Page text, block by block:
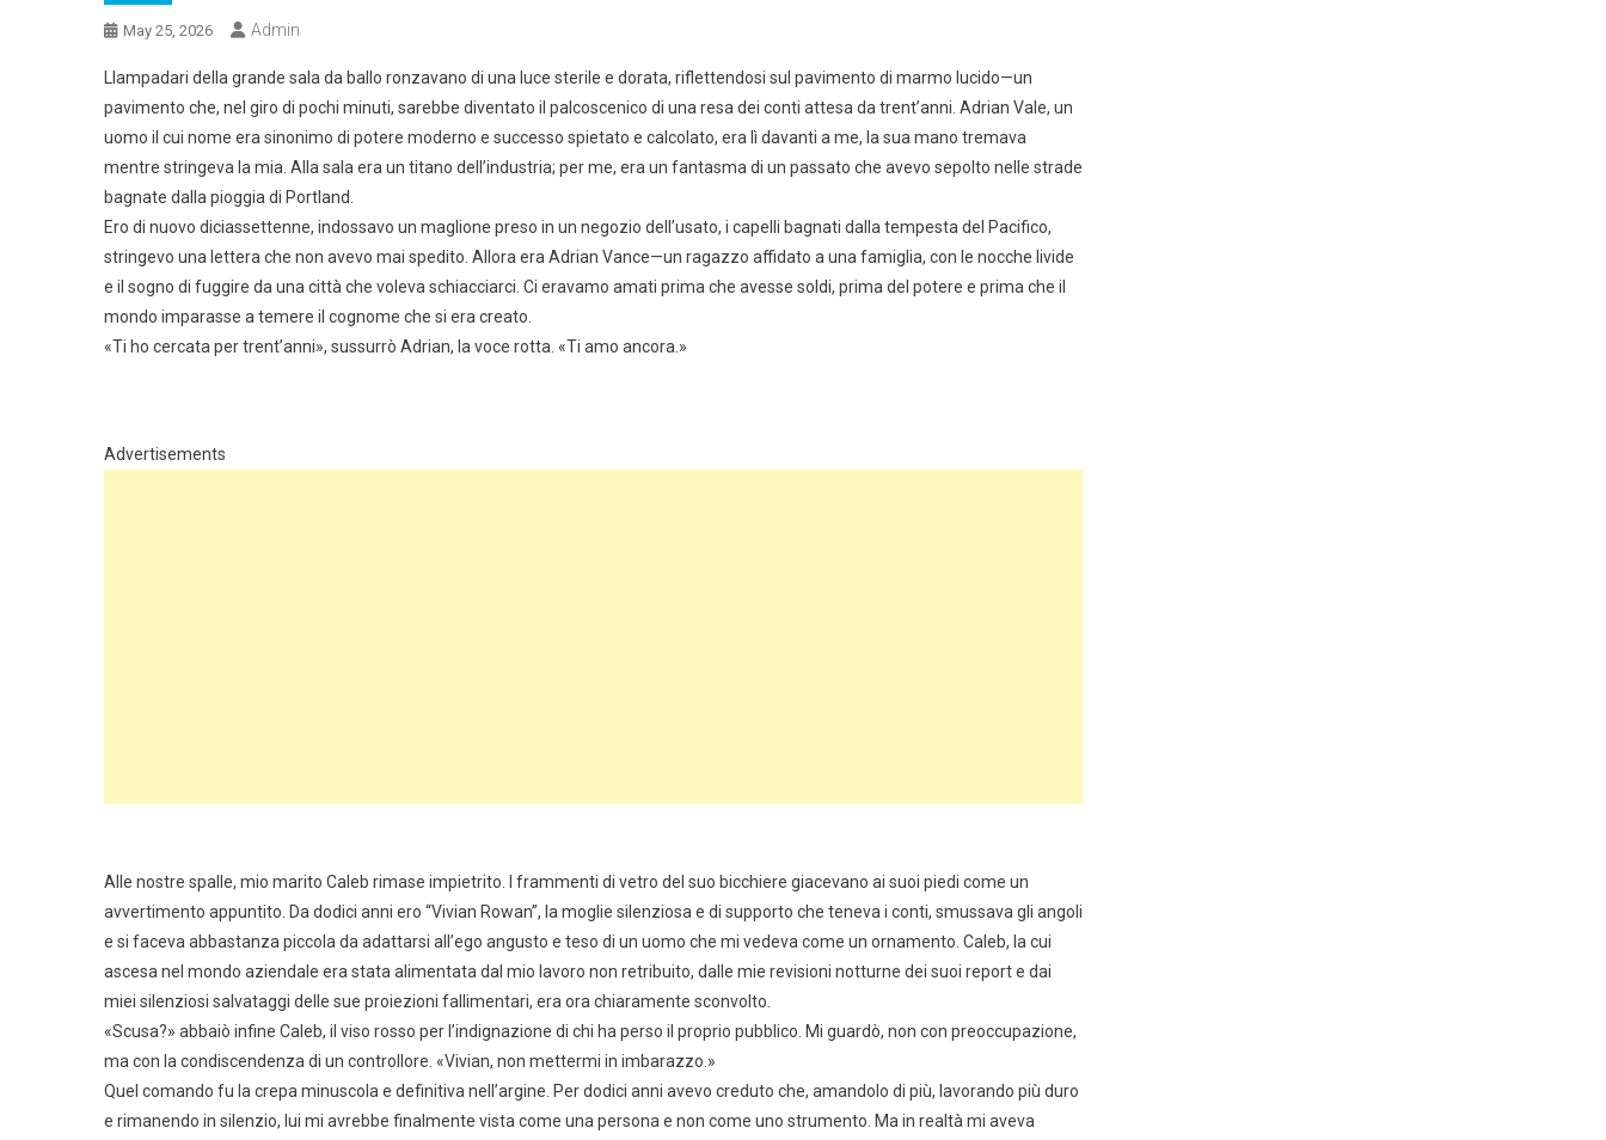
May 25, 2026 Admin
Llampadari della grande sala da ballo ronzavano di una luce sterile e dorata, riflettendosi sul pavimento di marmo lucido—un
pavimento che, nel giro di pochi minuti, sarebbe diventato il palcoscenico di una resa dei conti attesa da trent’anni. Adrian Vale, un
uomo il cui nome era sinonimo di potere moderno e successo spietato e calcolato, era lì davanti a me, la sua mano tremava
mentre stringeva la mia. Alla sala era un titano dell’industria; per me, era un fantasma di un passato che avevo sepolto nelle strade
bagnate dalla pioggia di Portland.
Ero di nuovo diciassettenne, indossavo un maglione preso in un negozio dell’usato, i capelli bagnati dalla tempesta del Pacifico,
stringevo una lettera che non avevo mai spedito. Allora era Adrian Vance—un ragazzo affidato a una famiglia, con le nocche livide
e il sogno di fuggire da una città che voleva schiacciarci. Ci eravamo amati prima che avesse soldi, prima del potere e prima che il
mondo imparasse a temere il cognome che si era creato.
«Ti ho cercata per trent’anni», sussurrò Adrian, la voce rotta. «Ti amo ancora.»
Advertisements
Alle nostre spalle, mio marito Caleb rimase impietrito. I frammenti di vetro del suo bicchiere giacevano ai suoi piedi come un
avvertimento appuntito. Da dodici anni ero “Vivian Rowan”, la moglie silenziosa e di supporto che teneva i conti, smussava gli angoli
e si faceva abbastanza piccola da adattarsi all’ego angusto e teso di un uomo che mi vedeva come un ornamento. Caleb, la cui
ascesa nel mondo aziendale era stata alimentata dal mio lavoro non retribuito, dalle mie revisioni notturne dei suoi report e dai
miei silenziosi salvataggi delle sue proiezioni fallimentari, era ora chiaramente sconvolto.
«Scusa?» abbaiò infine Caleb, il viso rosso per l’indignazione di chi ha perso il proprio pubblico. Mi guardò, non con preoccupazione,
ma con la condiscendenza di un controllore. «Vivian, non mettermi in imbarazzo.»
Quel comando fu la crepa minuscola e definitiva nell’argine. Per dodici anni avevo creduto che, amandolo di più, lavorando più duro
e rimanendo in silenzio, lui mi avrebbe finalmente vista come una persona e non come uno strumento. Ma in realtà mi aveva